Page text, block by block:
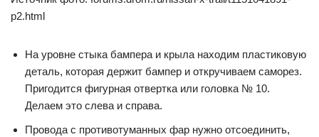
p2.html
На уровне стыка бампера и крыла находим пластиковую
деталь, которая держит бампер и откручиваем саморез.
Пригодится фигурная отвертка или головка № 10.
Делаем это слева и справа.
Провода с противотуманных фар нужно отсоединить,